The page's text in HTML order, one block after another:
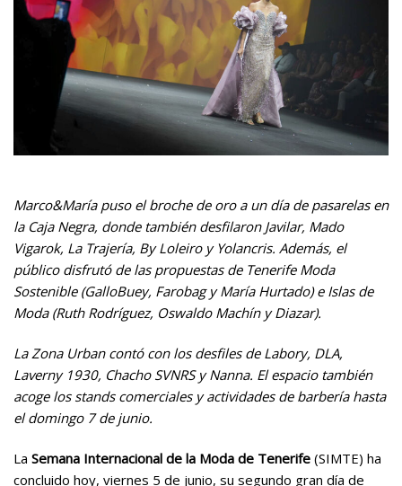
Marco&María puso el broche de oro a un día de pasarelas en
la Caja Negra, donde también desfilaron Javilar, Mado
Vigarok, La Trajería, By Loleiro y Yolancris. Además, el
público disfrutó de las propuestas de Tenerife Moda
Sostenible (GalloBuey, Farobag y María Hurtado) e Islas de
Moda (Ruth Rodríguez, Oswaldo Machín y Diazar).
La Zona Urban contó con los desfiles de Labory, DLA,
Laverny 1930, Chacho SVNRS y Nanna. El espacio también
acoge los stands comerciales y actividades de barbería hasta
el domingo 7 de junio.
La Semana Internacional de la Moda de Tenerife (SIMTE) ha
concluido hoy, viernes 5 de junio, su segundo gran día de